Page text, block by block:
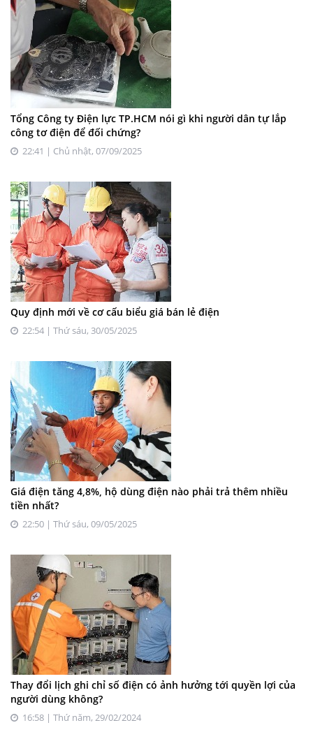
Tổng Công ty Điện lực TP.HCM nói gì khi người dân tự lắp
công tơ điện để đối chứng?
22:41 | Chủ nhật, 07/09/2025
Quy định mới về cơ cấu biểu giá bán lẻ điện
22:54 | Thứ sáu, 30/05/2025
Giá điện tăng 4,8%, hộ dùng điện nào phải trả thêm nhiều
tiền nhất?
22:50 | Thứ sáu, 09/05/2025
Thay đổi lịch ghi chỉ số điện có ảnh hưởng tới quyền lợi của
người dùng không?
16:58 | Thứ năm, 29/02/2024